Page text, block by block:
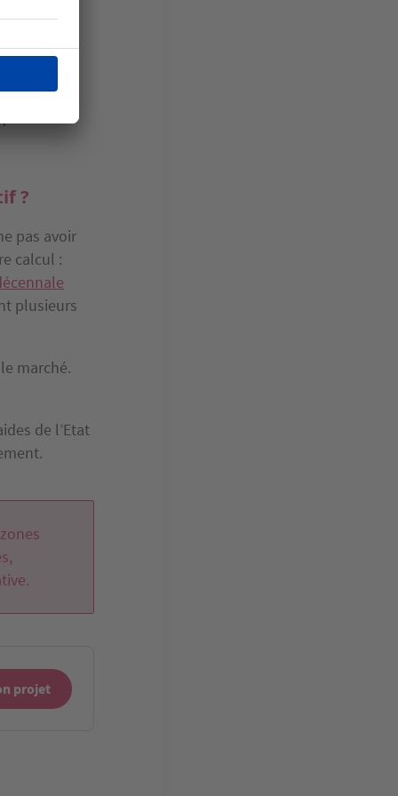
choisi, en
vous
?
pas avoir
calcul :
plusieurs
marché.
de l’Etat
projet